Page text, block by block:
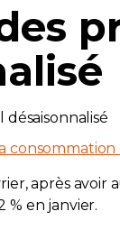
consommation
après
% en janvier.